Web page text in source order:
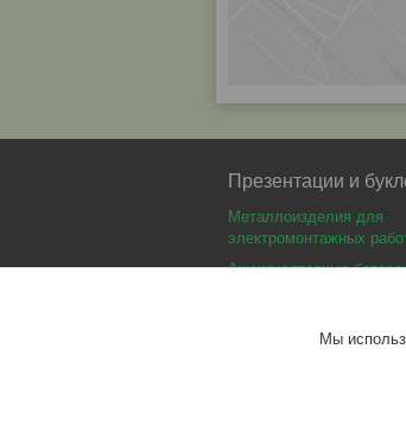
Презентации и
Металлоизделия для
электромонтажных
Аккумуляторные
Аккумуляторные
Мы